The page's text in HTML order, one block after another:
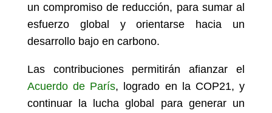
un compromiso de reducción, para sumar al
esfuerzo global y orientarse hacia un
desarrollo bajo en carbono.
Las contribuciones permitirán afianzar el
Acuerdo de París, logrado en la COP21, y
continuar la lucha global para generar un